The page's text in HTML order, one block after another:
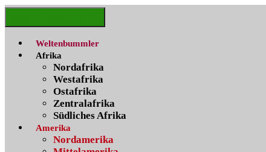
Zum
Weltenbummler
Weltenbummler
Afrika
Nordafrika
Westafrika
Ostafrika
Zentralafrika
Südliches Afrika
Amerika
Nordamerika